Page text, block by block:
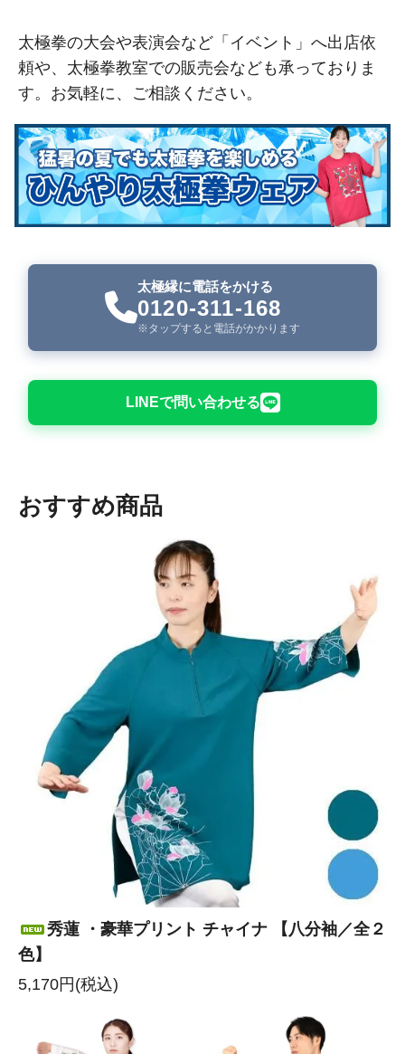
太極拳の大会や表演会など「イベント」へ出店依
頼や、太極拳教室での販売会なども承っておりま
す。お気軽に、ご相談ください。
太極縁に電話をかける
0120-311-168
※タップすると電話がかかります
LINEで問い合わせる
おすすめ商品
秀蓮 ・豪華プリント チャイナ 【八分袖／全２
色】
5,170円(税込)